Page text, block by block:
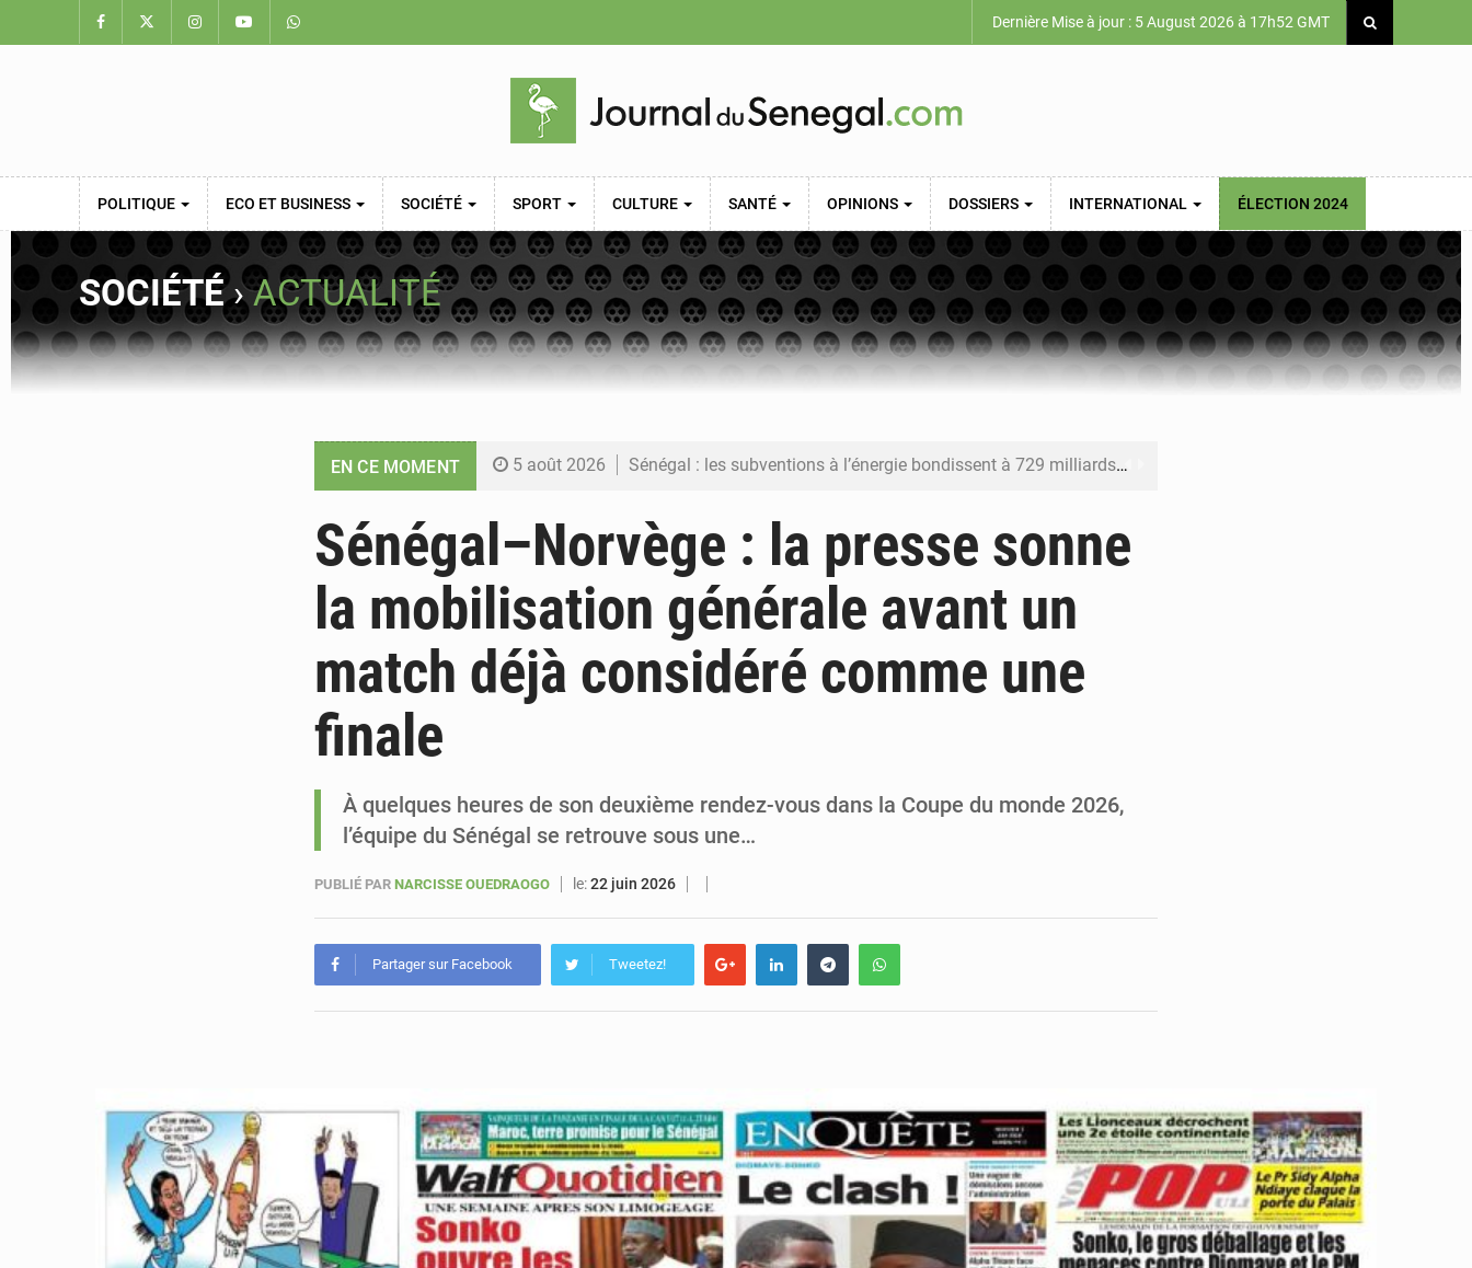
Dernière Mise à jour : 5 August 2026 à 17h52 GMT
POLITIQUE ECO ET BUSINESS SOCIÉTÉ SPORT CULTURE SANTÉ OPINIONS DOSSIERS INTERNATIONAL ÉLECTION 2024
SOCIÉTÉ›ACTUALITÉ
EN CE MOMENT 5 août 2026 Sénégal : les subventions à l’énergie bondissent à 729 milliards FCFA pour contenir les prix des carburants et de l’électricité
5 août 2026 Sénégal : Ousmane Diagne prêtera serment le 11 août comme président du Conseil constitutionnel
5 août 2026 Pétrole : le Sénégal clarifie les revenus tirés du champ de Sangomar et réfute les accusations sur un faible retour financier
5 août 2026 Le vice-président de la Banque mondiale, Ousmane Diagana, est en visite au Sénégal
Sénégal–Norvège : la presse sonne
la mobilisation générale avant un
match déjà considéré comme une
finale
À quelques heures de son deuxième rendez-vous dans la Coupe du monde 2026,
l’équipe du Sénégal se retrouve sous une…
PUBLIÉ PAR NARCISSE OUEDRAOGO le:22 juin 2026
Partager sur Facebook Tweetez!